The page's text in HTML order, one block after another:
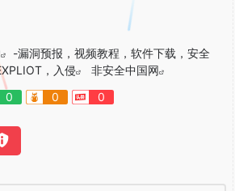
-漏洞预报，视频教程，软件下载，安全
，入侵
非安全中国网
0 0 0